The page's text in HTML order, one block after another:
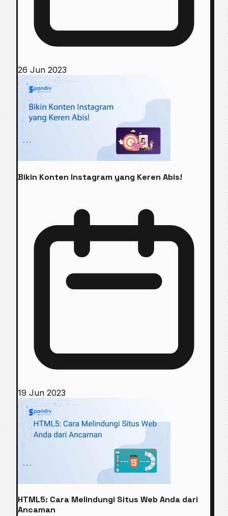
26 Jun 2023
Bikin Konten Instagram yang Keren Abis!
19 Jun 2023
HTML5: Cara Melindungi Situs Web Anda dari
Ancaman